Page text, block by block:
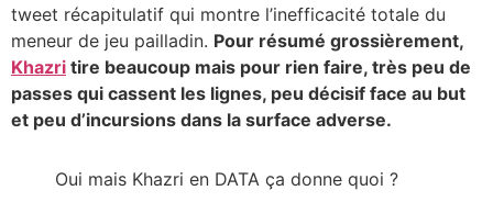
tweet récapitulatif qui montre l’inefficacité totale du
meneur de jeu pailladin. Pour résumé grossièrement,
Khazri tire beaucoup mais pour rien faire, très peu de
passes qui cassent les lignes, peu décisif face au but
et peu d’incursions dans la surface adverse.
Oui mais Khazri en DATA ça donne quoi ?